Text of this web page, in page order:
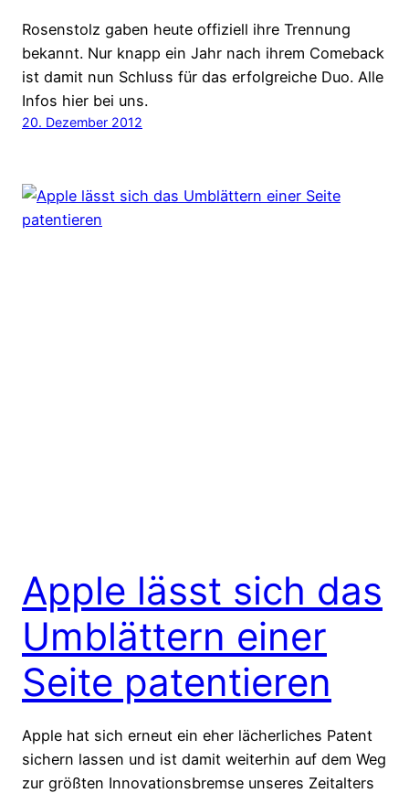
Rosenstolz gaben heute offiziell ihre Trennung
bekannt. Nur knapp ein Jahr nach ihrem Comeback
ist damit nun Schluss für das erfolgreiche Duo. Alle
Infos hier bei uns.
20. Dezember 2012
Apple lässt sich das
Umblättern einer
Seite patentieren
Apple hat sich erneut ein eher lächerliches Patent
sichern lassen und ist damit weiterhin auf dem Weg
zur größten Innovationsbremse unseres Zeitalters